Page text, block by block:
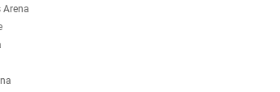
Arena